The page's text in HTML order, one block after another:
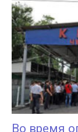
Во время